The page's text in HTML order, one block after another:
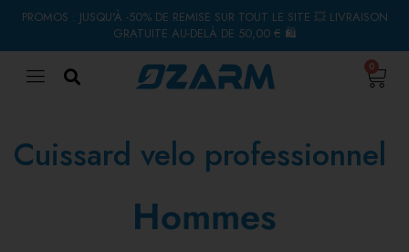
PROMOS : JUSQU'À -50% DE REMISE SUR TOUT LE SITE 💥 LIVRAISON
GRATUITE AU-DELÀ DE 50,00 € 🛍
0
Cuissard velo professionnel
Hommes